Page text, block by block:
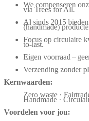
We compenseren
via Trees for All.
Al sinds 2015
(handmade)
Focus op circulaire
to-last.
Eigen voorraad –
Verzending zonder
Kernwaarden:
Zero waste ·
Handmade ·
Voordelen voor jou: